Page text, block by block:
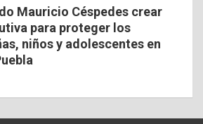
Mauricio Céspedes crear
para proteger los
niños y adolescentes en